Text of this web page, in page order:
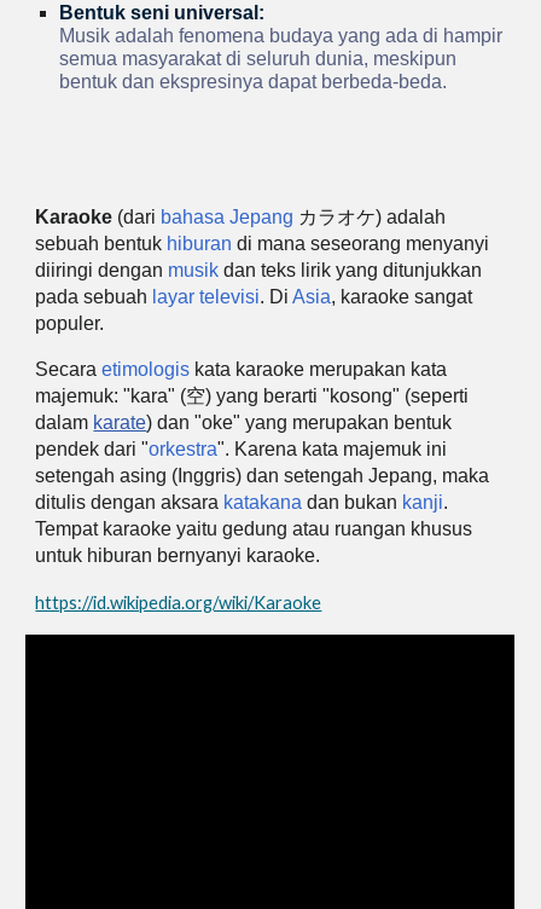
Bentuk seni universal:
Musik adalah fenomena budaya yang ada di hampir
semua masyarakat di seluruh dunia, meskipun
bentuk dan ekspresinya dapat berbeda-beda.
Karaoke (dari bahasa Jepang カラオケ) adalah
sebuah bentuk hiburan di mana seseorang menyanyi
diiringi dengan musik dan teks lirik yang ditunjukkan
pada sebuah layar televisi. DiAsia, karaoke sangat
populer.
Secaraetimologis kata karaoke merupakan kata
majemuk: "kara" (空) yang berarti "kosong" (seperti
dalam karate) dan "oke" yang merupakan bentuk
pendek dari "orkestra". Karena kata majemuk ini
setengah asing (Inggris) dan setengah Jepang, maka
ditulis dengan aksara katakana dan bukan kanji.
Tempat karaoke yaitu gedung atau ruangan khusus
untuk hiburan bernyanyi karaoke.
https://id.wikipedia.org/wiki/Karaoke